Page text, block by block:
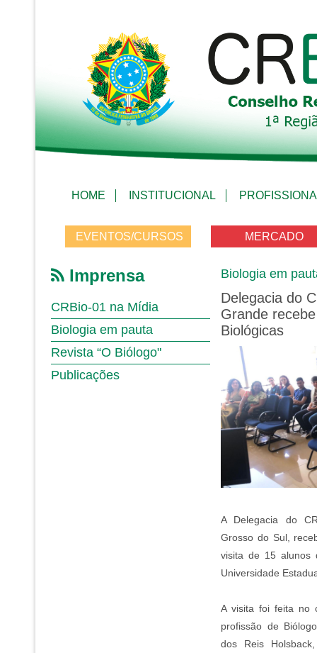
HOME INSTITUCIONAL
EVENTOS/CURSOS MERCADO
Imprensa
CRBio-01 na Mídia
Biologia em pauta
Revista “O Biólogo"
Publicações
Biologia em
Delegacia do
Grande
Biológicas
A Delegacia do
Grosso do Sul,
visita de 15 alunos
Universidade
A visita foi feita no
profissão de
dos Reis